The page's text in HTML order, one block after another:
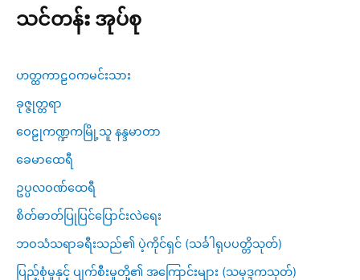
သင်တန်း အုပ်စု
ဟတ္ထကာဠဝကမင်းသား
ခုဇ္ဇုတ္တရာ
ဝေဠုကဏ္ဍကမြို့သူ နန္ဒမာတာ
ခေမာထေရီ
ဥပ္ပလဝဏ်ထေရီ
စိတ်ဓာတ်ပြုပြင်ပြောင်းလဲရေး
ဘဝသံသရာခရီးသည်၏ ပဲ့ကိုင်ရှင် (သင်္ခါရုပပတ္တိသုတ်)
ပြည့်စုံမှုနှင့် ပျက်စီးမှုတို့၏ အကြောင်းများ (သမုဒ္ဒကသုတ်)